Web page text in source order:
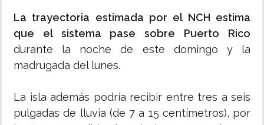
La trayectoria estimada por el NCH estima
que el sistema pase sobre Puerto Rico
durante la noche de este domingo y la
madrugada del lunes.
La isla además podría recibir entre tres a seis
pulgadas de lluvia (de 7 a 15 centímetros), por